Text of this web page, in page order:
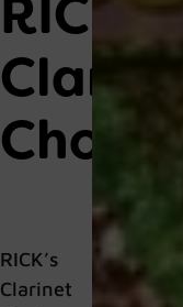
RICK's
Choir
RICK’s
Clarinet